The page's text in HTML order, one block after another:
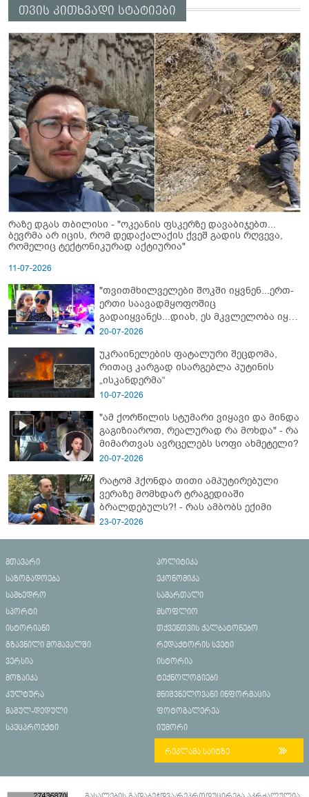
თვის კითხვადი სტატიები
რაზე დგას თბილისი - "ოკეანის ფსკერზე დავაბიჯებთ...
ბევრმა არ იცის, რომ დედაქალაქის ქვეშ გადის რღვევა,
რომელიც ტექტონიკურად აქტიურია"
11-07-2026
"თვითმხილველები შოკში იყვნენ...ერთ-
ერთი საავადმყოფოშიც
გადაიყვანეს...დიახ, ეს მკვლელობა იყო"
- გორში დატრიალებული ტრაგედიის
20-07-2026
უკრაინელების ფატალური შეცდომა,
რითაც კარგად ისარგებლა პუტინის
„ისკანდერმა“
10-07-2026
"ამ ქორწილის სტუმარი ვიყავი და მინდა
გაგიზიაროთ, რეალურად რა მოხდა" - რა
მიმართვას ავრცელებს სოფი ახმეტელი?
20-07-2026
რატომ ჰქონდა თითი ამპუტირებული
ვერაზე მომხდარ ტრაგედიაში
ბრალდებულს?! - რას ამბობს ექიმი
23-07-2026
მთავარი
პოლიტიკა
საზოგადოება
ეკონომიკა
სამხედრო
სამართალი
სპორტი
მსოფლიო
ისტორიანი
თქვენთვის ქალბატონებო
გზავნილი მომავალში
რედაქტორის სვეტი
ვერსია
ისტორია
მოზაიკა
ტექნოლოგიები
კულტურა
მნიშვნელოვანი ინფორმაცია
მამულ-დედული
ფოტოგალერეა
სპეცპროექტი
იუმორი
რეკლამა საიტზე